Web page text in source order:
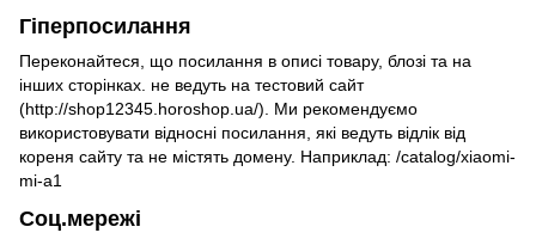
Гіперпосилання
Переконайтеся, що посилання в описі товару, блозі та на
інших сторінках. не ведуть на тестовий сайт
(http://shop12345.horoshop.ua/). Ми рекомендуємо
використовувати відносні посилання, які ведуть відлік від
кореня сайту та не містять домену. Наприклад: /catalog/xiaomi-
mi-a1
Соц.мережі